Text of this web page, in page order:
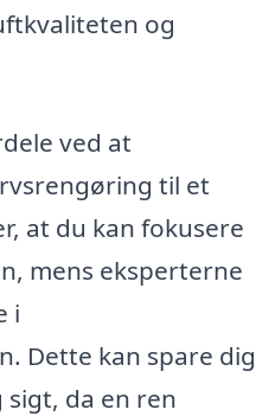
og
ved at
til et
at du kan fokusere
mens eksperterne
i
Dette kan spare dig
da en ren